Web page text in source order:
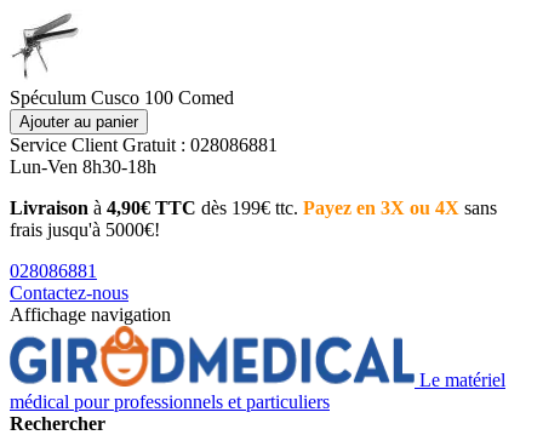
Spéculum Cusco 100 Comed
Ajouter au panier
Service Client Gratuit : 028086881
Lun-Ven 8h30-18h
Livraison à 4,90€ TTC dès 199€ ttc. Payez en 3X ou 4X sans
frais jusqu'à 5000€!
028086881
Contactez-nous
Affichage navigation
Le matériel
médical pour professionnels et particuliers
Rechercher